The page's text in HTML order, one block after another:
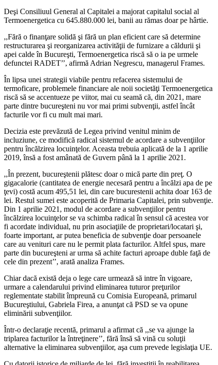
Deşi Consiliuul General al Capitalei a majorat capitalul social al
Termoenergetica cu 645.880.000 lei, banii au rămas doar pe hârtie.
,,Fără o finanţare solidă şi fără un plan eficient care să determine
restructurarea şi reorganizarea activităţii de furnizare a căldurii şi
apei calde în Bucureşti, Termoenergetica riscă să o ia pe urmele
defunctei RADET’’, afirmă Adrian Negrescu, managerul Frames.
În lipsa unei strategii viabile pentru refacerea sistemului de
termoficare, problemele financiare ale noii societăţi Termoenergetica
riscă să se accentueze pe viitor, mai cu seamă că, din 2021, mare
parte dintre bucureşteni nu vor mai primi subvenţii, astfel încât
facturile vor fi cu mult mai mari.
Decizia este prevăzută de Legea privind venitul minim de
incluziune, ce modifică radical sistemul de acordare a subvenţiilor
pentru încălzirea locuinţelor. Aceasta trebuia aplicată de la 1 aprilie
2019, însă a fost amânată de Guvern până la 1 aprilie 2021.
,,În prezent, bucureştenii plătesc doar o mică parte din preţ. O
gigacalorie (cantitatea de energie necesară pentru a încălzi apa de pe
ţevi) costă acum 495,51 lei, din care bucurestenii achita doar 163 de
lei. Restul sumei este acoperită de Primaria Capitalei, prin subvenţie.
Din 1 aprilie 2021, modul de acordare a subvenţiilor pentru
încălzirea locuinţelor se va schimba radical în sensul că acestea vor
fi acordate individual, nu prin asociaţiile de proprietari/locatari şi,
foarte important, ar putea beneficia de subvenţie doar persoanele
care au venituri care nu le permit plata facturilor. Altfel spus, mare
parte din bucureşteni ar urma să achite facturi aproape duble faţă de
cele din prezent’’, arată analiza Frames.
Chiar dacă există deja o lege care urmează să intre în vigoare,
urmare a calendarului privind eliminarea tuturor preţurilor
reglementate stabilit împreună cu Comisia Europeană, primarul
Bucureştiului, Gabriela Firea, a anunţat că PSD se va opune
eliminării subvenţiilor.
Într-o declaraţie recentă, primarul a afirmat că ,,se va ajunge la
triplarea facturilor la întreţinere’’, fără însă să vină cu soluţii
alternative la eliminarea subvenţiilor, aşa cum prevede legislaţia UE.